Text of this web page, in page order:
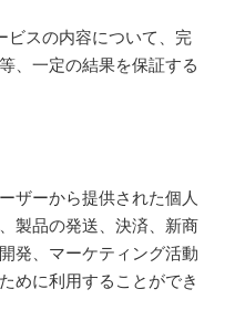
ビスの内容について、完
、一定の結果を保証する
ザーから提供された個人
製品の発送、決済、新商
発、マーケティング活動
めに利用することができ